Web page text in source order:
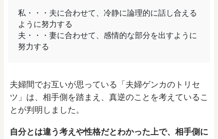
私・・・夫に合わせて、冷静に論理的に話し合える
ように努力する
夫・・・妻に合わせて、感情的な部分を出すように
努力する
夫婦間でお互いが思っている「夫婦ゲンカのトリセ
ツ」は、相手側を踏まえ、真逆のことを考えているこ
とが判明しました。
自分とは違う考えや性格だとわかった上で、相手側に